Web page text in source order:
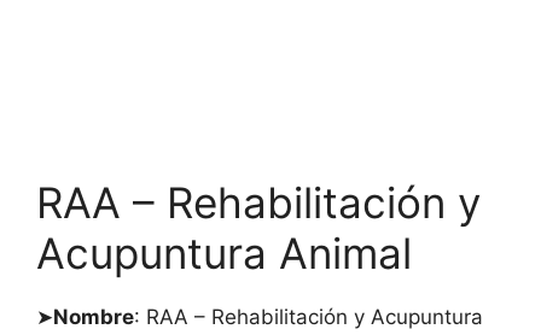
RAA – Rehabilitación y
Acupuntura Animal
➤Nombre: RAA – Rehabilitación y Acupuntura